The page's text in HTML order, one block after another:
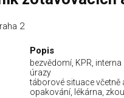
2
Popis
bezvědomí, KPR, interna
úrazy
táborové situace včetně
opakování, lékárna,